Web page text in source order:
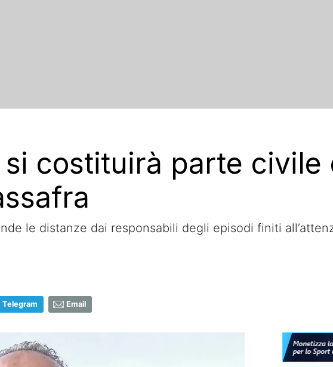
si costituirà parte civile
le distanze dai responsabili degli episodi finiti
Telegram Email